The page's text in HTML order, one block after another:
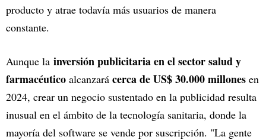
producto y atrae todavía más usuarios de manera
constante.
Aunque la inversión publicitaria en el sector salud y
farmacéutico alcanzará cerca de US$ 30.000 millones en
2024, crear un negocio sustentado en la publicidad resulta
inusual en el ámbito de la tecnología sanitaria, donde la
mayoría del software se vende por suscripción. "La gente